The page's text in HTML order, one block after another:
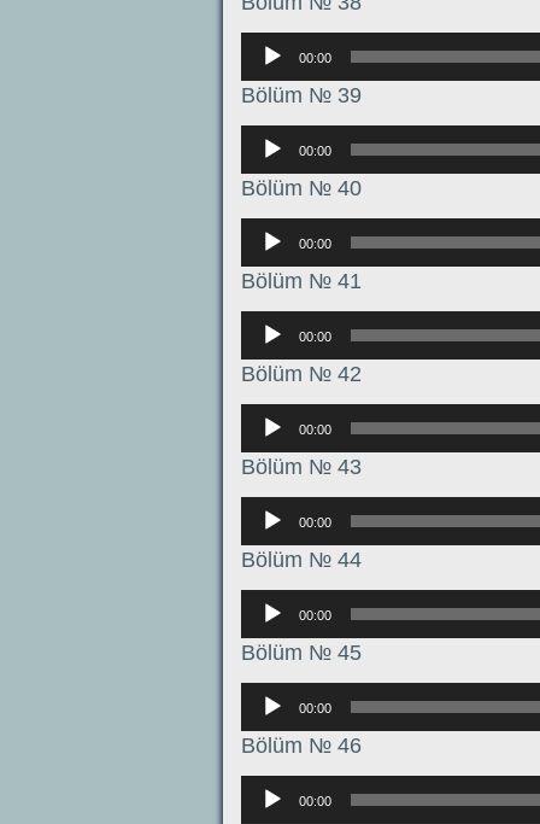
Аудиоплеер
00:00
Bölüm № 39
Аудиоплеер
00:00
Bölüm № 40
Аудиоплеер
00:00
Bölüm № 41
Аудиоплеер
00:00
Bölüm № 42
Аудиоплеер
00:00
Bölüm № 43
Аудиоплеер
00:00
Bölüm № 44
Аудиоплеер
00:00
Bölüm № 45
Аудиоплеер
00:00
Bölüm № 46
Аудиоплеер
00:00